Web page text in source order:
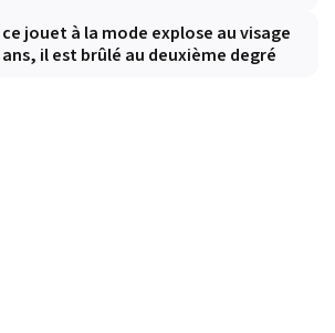
jouet à la mode explose au visage
il est brûlé au deuxième degré